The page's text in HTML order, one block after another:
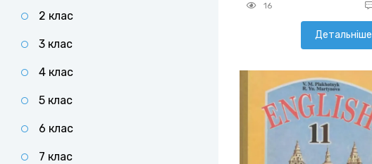
16
Детальніше
2 клас
3 клас
4 клас
5 клас
6 клас
7 клас